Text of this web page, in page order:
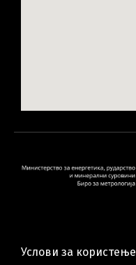
Услови за користење